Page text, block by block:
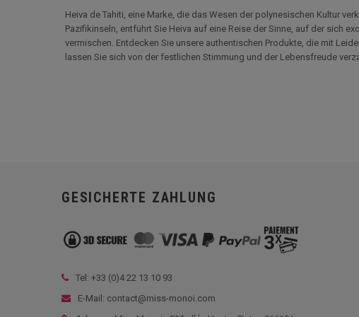
Heiva de Tahiti, eine Marke, die das Wesen der polynesischen Kultur
Pazifikinseln, entführt Sie Heiva auf eine Reise der Sinne, auf der sich
vermischen. Entdecken Sie unsere authentischen Produkte, die mit
lassen Sie sich von der festlichen Stimmung und der Lebensfreude
GESICHERTE ZAHLUNG
Tel: +33 (0)4 22 13 10 93
E-Mail: contact@miss-monoi.com